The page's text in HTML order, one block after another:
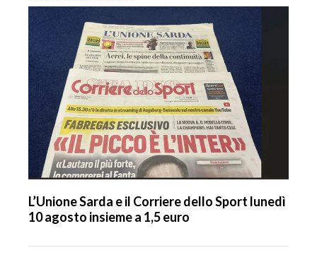
L’Unione Sarda e il Corriere dello Sport lunedì
10 agosto insieme a 1,5 euro